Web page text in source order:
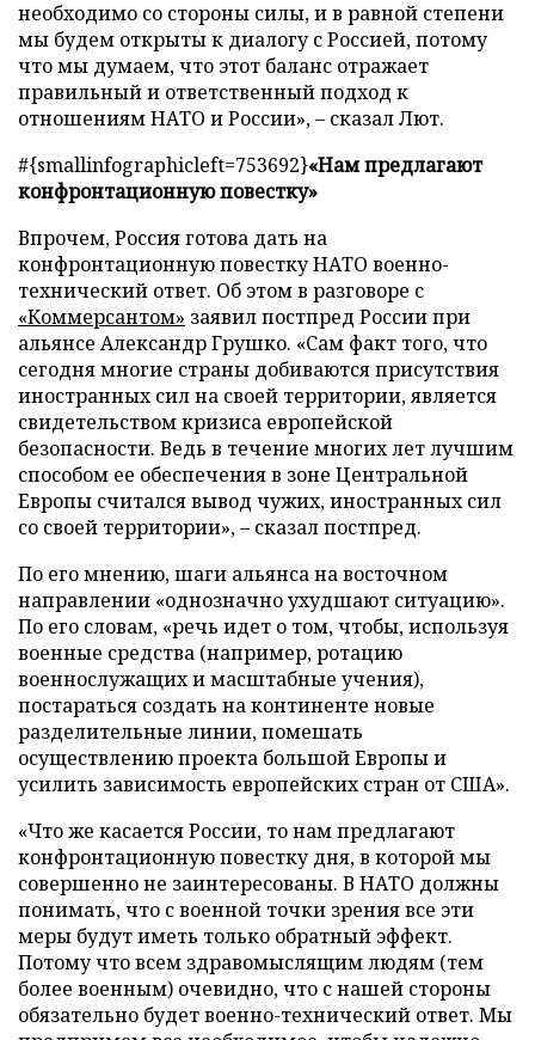
необходимо со стороны силы, и в равной степени
мы будем открыты к диалогу с Россией, потому
что мы думаем, что этот баланс отражает
правильный и ответственный подход к
отношениям НАТО и России», – сказал Лют.
#{smallinfographicleft=753692}«Нам предлагают
конфронтационную повестку»
Впрочем, Россия готова дать на
конфронтационную повестку НАТО военно-
технический ответ. Об этом в разговоре с
«Коммерсантом» заявил постпред России при
альянсе Александр Грушко. «Сам факт того, что
сегодня многие страны добиваются присутствия
иностранных сил на своей территории, является
свидетельством кризиса европейской
безопасности. Ведь в течение многих лет лучшим
способом ее обеспечения в зоне Центральной
Европы считался вывод чужих, иностранных сил
со своей территории», – сказал постпред.
По его мнению, шаги альянса на восточном
направлении «однозначно ухудшают ситуацию».
По его словам, «речь идет о том, чтобы, используя
военные средства (например, ротацию
военнослужащих и масштабные учения),
постараться создать на континенте новые
разделительные линии, помешать
осуществлению проекта большой Европы и
усилить зависимость европейских стран от США».
«Что же касается России, то нам предлагают
конфронтационную повестку дня, в которой мы
совершенно не заинтересованы. В НАТО должны
понимать, что с военной точки зрения все эти
меры будут иметь только обратный эффект.
Потому что всем здравомыслящим людям (тем
более военным) очевидно, что с нашей стороны
обязательно будет военно-технический ответ. Мы